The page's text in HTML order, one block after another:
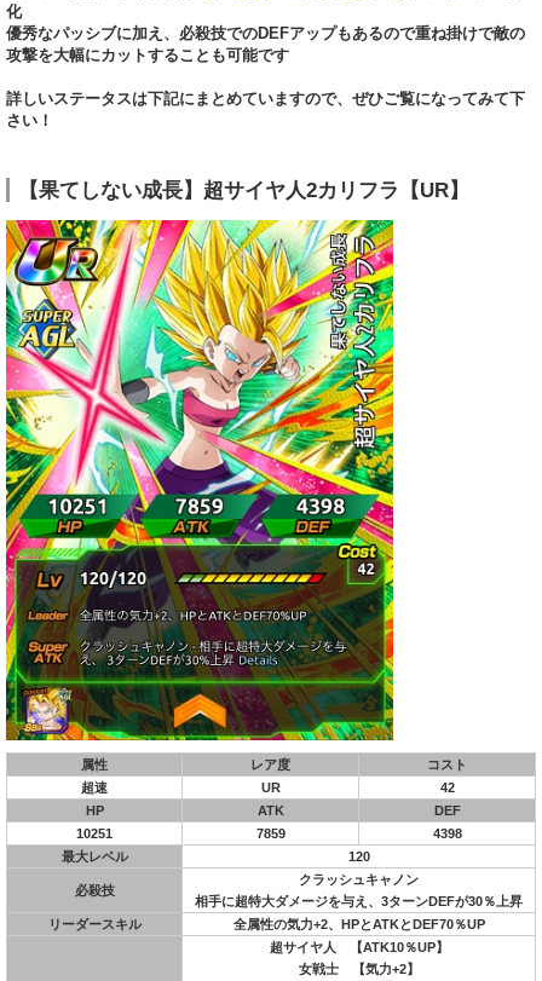
化
優秀なパッシブに加え、必殺技でのDEFアップもあるので重ね掛けで敵の
攻撃を大幅にカットすることも可能です
詳しいステータスは下記にまとめていますので、ぜひご覧になってみて下
さい！
【果てしない成長】超サイヤ人2カリフラ【UR】
属性 レア度
コスト
超速
UR
42
HP
ATK
DEF
10251
7859
4398
最大レベル
120
必殺技
クラッシュキャノン
相手に超特大ダメージを与え、3ターンDEFが30％上昇
リーダースキル
全属性の気力+2、HPとATKとDEF70％UP
超サイヤ人 【ATK10％UP】
女戦士 【気力+2】